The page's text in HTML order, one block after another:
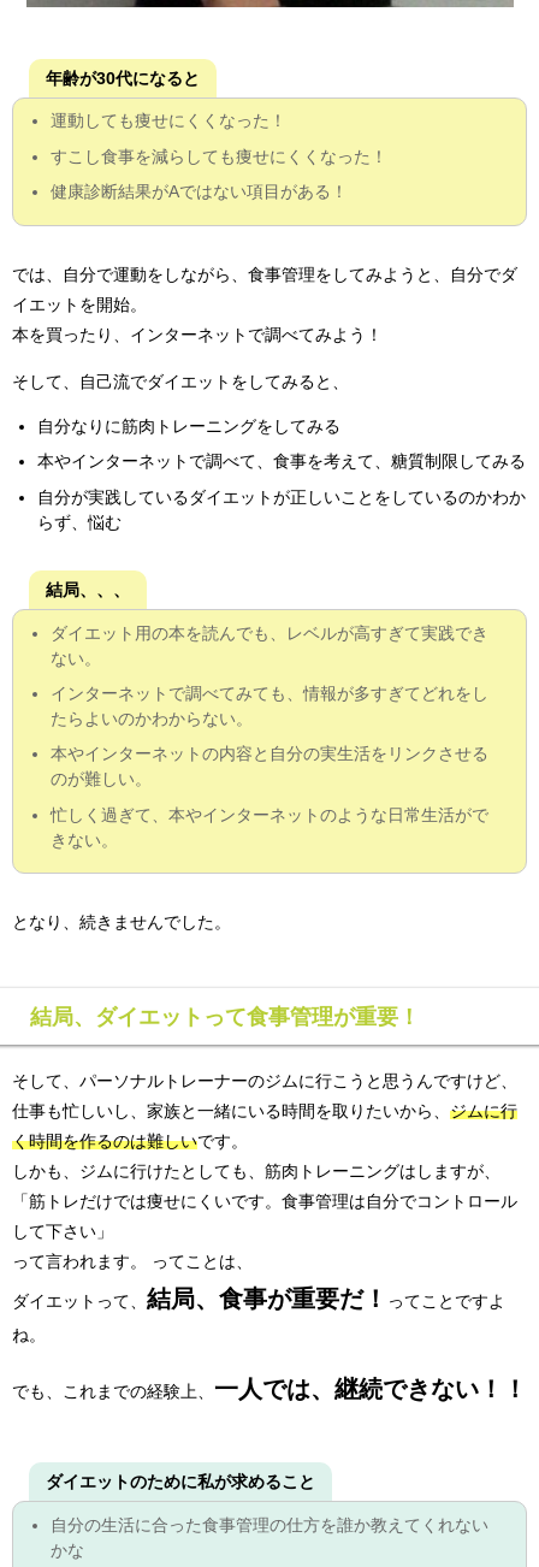
年齢が30代になると
運動しても痩せにくくなった！
すこし食事を減らしても痩せにくくなった！
健康診断結果がAではない項目がある！
では、自分で運動をしながら、食事管理をしてみようと、自分でダ
イエットを開始。
本を買ったり、インターネットで調べてみよう！
そして、自己流でダイエットをしてみると、
自分なりに筋肉トレーニングをしてみる
本やインターネットで調べて、食事を考えて、糖質制限してみる
自分が実践しているダイエットが正しいことをしているのかわか
らず、悩む
結局、、、
ダイエット用の本を読んでも、レベルが高すぎて実践でき
ない。
インターネットで調べてみても、情報が多すぎてどれをし
たらよいのかわからない。
本やインターネットの内容と自分の実生活をリンクさせる
のが難しい。
忙しく過ぎて、本やインターネットのような日常生活がで
きない。
となり、続きませんでした。
結局、ダイエットって食事管理が重要！
そして、パーソナルトレーナーのジムに行こうと思うんですけど、
仕事も忙しいし、家族と一緒にいる時間を取りたいから、 ジムに行
く時間を作るのは難しいです。
しかも、ジムに行けたとしても、筋肉トレーニングはしますが、
「筋トレだけでは痩せにくいです。食事管理は自分でコントロール
して下さい」
って言われます。 ってことは、
ダイエットって、 結局、食事が重要だ！
ってことですよ
ね。
でも、これまでの経験上、 一人では、継続できない！！
ダイエットのために私が求めること
自分の生活に合った食事管理の仕方を誰か教えてくれない
かな